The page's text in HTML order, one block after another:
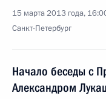
15 марта 2013 года,
Санкт-Петербург
Начало беседы с
Александром